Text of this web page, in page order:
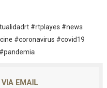
#rtplayes #news
#coronavirus #covid19
VIA EMAIL